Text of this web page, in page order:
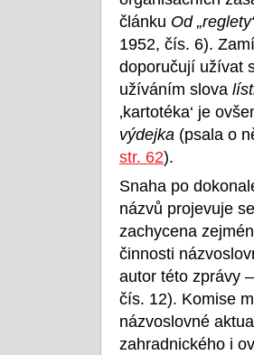
článku Od
1952, čís. 6).
doporučují užívat
užíváním slova
‚kartotéka‘ je
výdejka (psala o
str. 62).
Snaha po
názvů projevuje
zachycena
činnosti
autor této zprávy
čís. 12). Komise
názvoslovné
zahradnického i